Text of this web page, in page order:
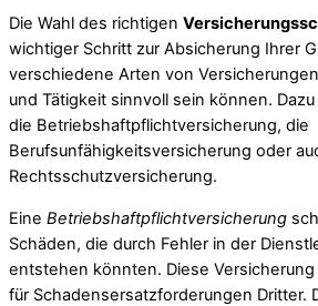
Die Wahl des richtigen
wichtiger Schritt zur Absicherung Ihrer
verschiedene Arten von
und Tätigkeit sinnvoll sein können.
die Betriebshaftpflichtversicherung, die
Berufsunfähigkeitsversicherung oder
Rechtsschutzversicherung.
Eine Betriebshaftpflichtversicherung
Schäden, die durch Fehler in der
entstehen könnten. Diese
für Schadensersatzforderungen Dritter.